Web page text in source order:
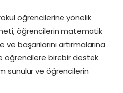
öğrencilerine yönelik
öğrencilerin matematik
başarılarını artırmalarına
öğrencilere birebir destek
sunulur ve öğrencilerin